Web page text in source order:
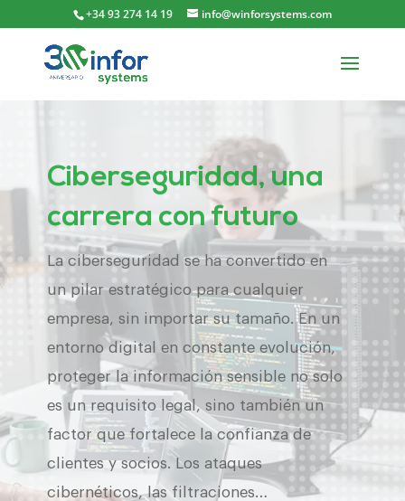
+34 93 274 14 19 info@winforsystems.com
Ciberseguridad, una
carrera con futuro
La ciberseguridad se ha convertido en
un pilar estratégico para cualquier
empresa, sin importar su tamaño. En un
entorno digital en constante evolución,
proteger la información sensible no solo
es un requisito legal, sino también un
factor que fortalece la confianza de
clientes y socios. Los ataques
cibernéticos, las filtraciones…